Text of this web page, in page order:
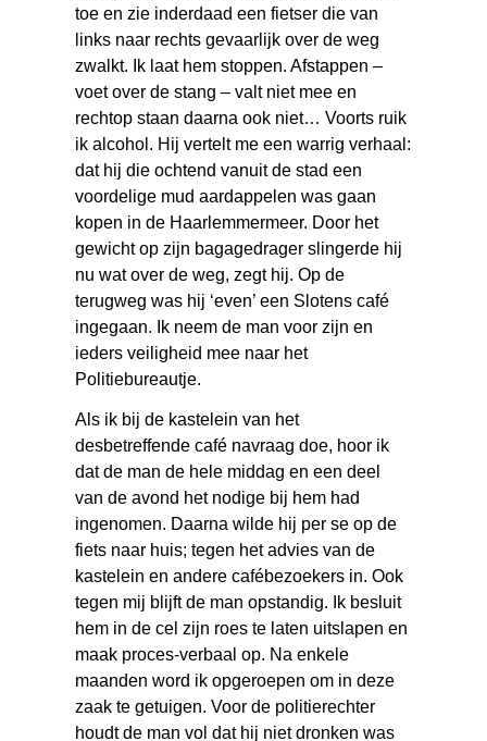
toe en zie inderdaad een fietser die van
links naar rechts gevaarlijk over de weg
zwalkt. Ik laat hem stoppen. Afstappen –
voet over de stang – valt niet mee en
rechtop staan daarna ook niet… Voorts ruik
ik alcohol. Hij vertelt me een warrig verhaal:
dat hij die ochtend vanuit de stad een
voordelige mud aardappelen was gaan
kopen in de Haarlemmermeer. Door het
gewicht op zijn bagagedrager slingerde hij
nu wat over de weg, zegt hij. Op de
terugweg was hij ‘even’ een Slotens café
ingegaan. Ik neem de man voor zijn en
ieders veiligheid mee naar het
Politiebureautje.
Als ik bij de kastelein van het
desbetreffende café navraag doe, hoor ik
dat de man de hele middag en een deel
van de avond het nodige bij hem had
ingenomen. Daarna wilde hij per se op de
fiets naar huis; tegen het advies van de
kastelein en andere cafébezoekers in. Ook
tegen mij blijft de man opstandig. Ik besluit
hem in de cel zijn roes te laten uitslapen en
maak proces-verbaal op. Na enkele
maanden word ik opgeroepen om in deze
zaak te getuigen. Voor de politierechter
houdt de man vol dat hij niet dronken was